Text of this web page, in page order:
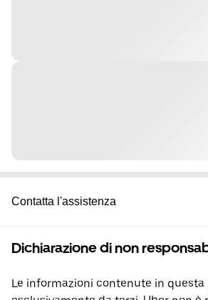
Contatta l'assistenza
Dichiarazione di non
Le informazioni contenute in